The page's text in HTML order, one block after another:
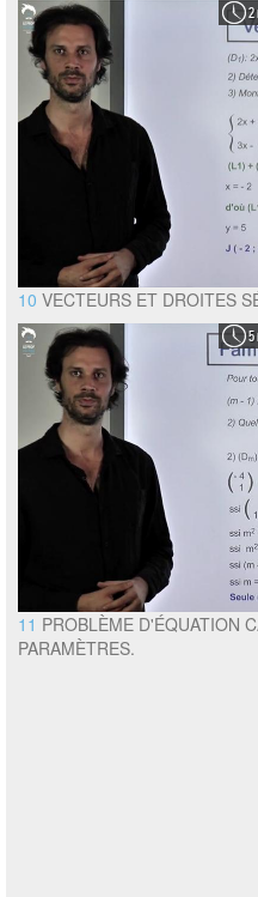
2
10 VECTEURS ET DROITES
5
11 PROBLÈME D'ÉQUATION
PARAMÈTRES.